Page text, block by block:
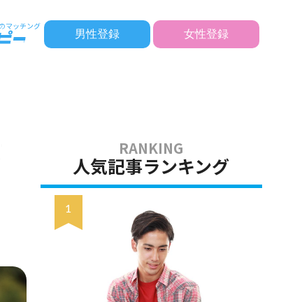
男性登録 女性登録
人気記事ランキング